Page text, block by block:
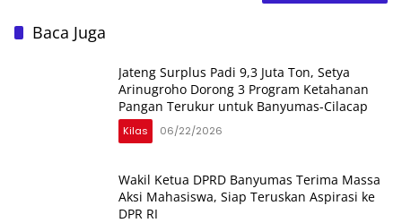
Baca Juga
Jateng Surplus Padi 9,3 Juta Ton, Setya
Arinugroho Dorong 3 Program Ketahanan
Pangan Terukur untuk Banyumas-Cilacap
Kilas 06/22/2026
Wakil Ketua DPRD Banyumas Terima Massa
Aksi Mahasiswa, Siap Teruskan Aspirasi ke
DPR RI